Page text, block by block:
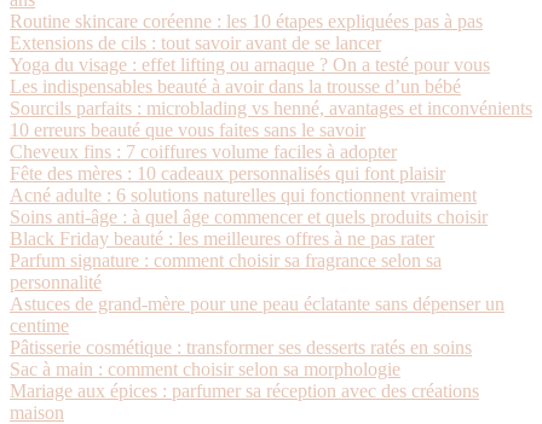
Routine skincare coréenne : les 10 étapes expliquées pas à pas
Extensions de cils : tout savoir avant de se lancer
Yoga du visage : effet lifting ou arnaque ? On a testé pour vous
Les indispensables beauté à avoir dans la trousse d’un bébé
Sourcils parfaits : microblading vs henné, avantages et inconvénients
10 erreurs beauté que vous faites sans le savoir
Cheveux fins : 7 coiffures volume faciles à adopter
Fête des mères : 10 cadeaux personnalisés qui font plaisir
Acné adulte : 6 solutions naturelles qui fonctionnent vraiment
Soins anti-âge : à quel âge commencer et quels produits choisir
Black Friday beauté : les meilleures offres à ne pas rater
Parfum signature : comment choisir sa fragrance selon sa
personnalité
Astuces de grand-mère pour une peau éclatante sans dépenser un
centime
Pâtisserie cosmétique : transformer ses desserts ratés en soins
Sac à main : comment choisir selon sa morphologie
Mariage aux épices : parfumer sa réception avec des créations
maison